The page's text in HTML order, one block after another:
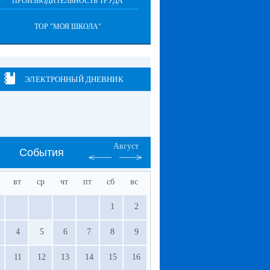
ТОР "МОЯ ШКОЛА"
ЭЛЕКТРОННЫЙ ДНЕВНИК
События
Август
вт ср чт пт сб вс
1 2
4 5 6 7 8 9
11 12 13 14 15 16